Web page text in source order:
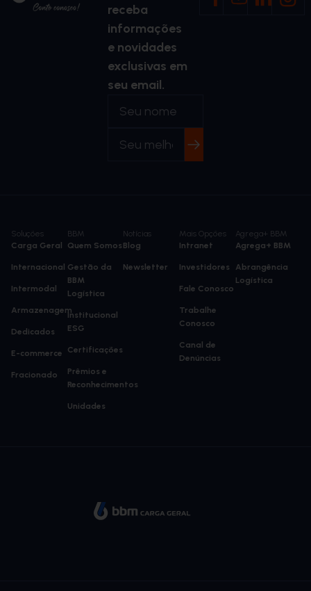
receba
informações
e novidades
exclusivas em
seu email.
Soluções
Carga Geral
Internacional
Intermodal
Armazenagem
Dedicados
E-commerce
Fracionado
BBM
Quem Somos
Gestão da
BBM
Logística
Institucional
ESG
Certificações
Prêmios e
Reconhecimentos
Unidades
Notícias
Blog
Newsletter
Agrega+ BBM
Agrega+ BBM
Abrangência
Logística
Mais Opções
Intranet
Investidores
Fale Conosco
Trabalhe
Conosco
Canal de
Denúncias